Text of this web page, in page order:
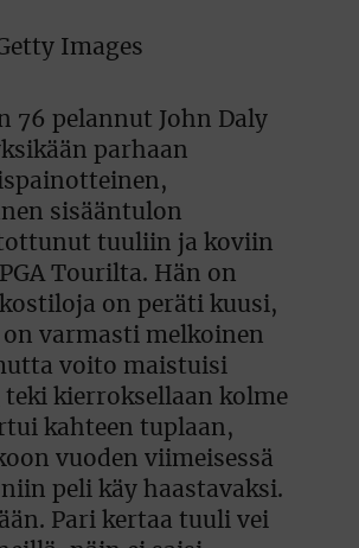
76 pelannut John Daly
parhaan
sisääntulon
tuuliin ja koviin
Tourilta. Hän on
on peräti kuusi,
on varmasti melkoinen
voito maistuisi
teki kierroksellaan kolme
kahteen tuplaan,
vuoden viimeisessä
peli käy haastavaksi.
Pari kertaa tuuli vei